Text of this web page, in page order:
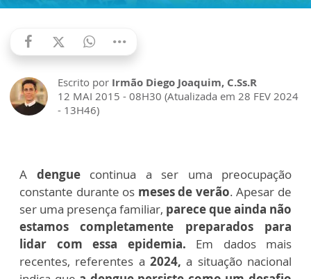
Escrito por Irmão Diego Joaquim, C.Ss.R
12 MAI 2015 - 08H30 (Atualizada em 28 FEV 2024
- 13H46)
A denguecontinua a ser uma preocupação
constante durante os meses de verão. Apesar de
ser uma presença familiar, parece que ainda não
estamos completamente preparados para
lidar com essa epidemia. Em dados mais
recentes, referentes a 2024, a situação nacional